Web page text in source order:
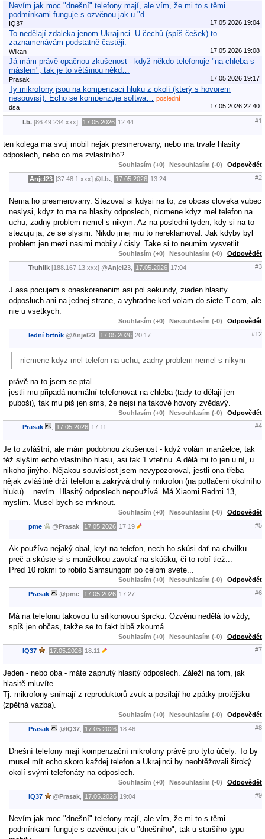
Nevím jak moc "dnešní" telefony mají, ale vím, že mi to s těmi
podmínkami funguje s ozvěnou jak u "d…
IQ37 17.05.2026 19:04
To nedělají zdaleka jenom Ukrajinci. U čechů (spíš češek) to
zaznamenávám podstatně častěji.
Wikan 17.05.2026 19:08
Já mám právě opačnou zkušenost - když někdo telefonuje "na chleba s
máslem", tak je to většinou někd…
Prasak 17.05.2026 19:17
Ty mikrofony jsou na kompenzaci hluku z okolí (který s hovorem
nesouvisí). Echo se kompenzuje softwa…
poslední
dsa
17.05.2026 22:40
l.b. [86.49.234.xxx], 17.05.2026 12:44 #1
ten kolega ma svuj mobil nejak presmerovany, nebo ma trvale hlasity
odposlech, nebo co ma zvlastniho?
Souhlasím (+0) Nesouhlasím (-0) Odpovědět
Anjel23 [37.48.1.xxx] @l.b. 17.05.2026 13:24 #2
Nema ho presmerovany. Stezoval si kdysi na to, ze obcas cloveka vubec
neslysi, kdyz to ma na hlasity odposlech, nicmene kdyz mel telefon na
uchu, zadny problem nemel s nikym. Az na posledni tyden, kdy si na to
stezuju ja, ze se slysim. Nikdo jinej mu to nereklamoval. Jak kdyby byl
problem jen mezi nasimi mobily / cisly. Take si to neumim vysvetlit.
Souhlasím (+0) Nesouhlasím (-0) Odpovědět
Truhlik [188.167.13.xxx] @Anjel23 17.05.2026 17:04 #3
J asa pocujem s oneskorenenim asi pol sekundy, ziaden hlasity
odposluch ani na jednej strane, a vyhradne ked volam do siete T-com, ale
nie u vsetkych.
Souhlasím (+0) Nesouhlasím (-0) Odpovědět
lední brtník @Anjel23 17.05.2026 20:17 #12
nicmene kdyz mel telefon na uchu, zadny problem nemel s nikym
právě na to jsem se ptal.
jestli mu připadá normální telefonovat na chleba (tady to dělají jen
puboši), tak mu piš jen sms, že nejsi na takové hovory zvědavý.
Souhlasím (+0) Nesouhlasím (-0) Odpovědět
Prasak 17.05.2026 17:11 #4
Je to zvláštní, ale mám podobnou zkušenost - když volám manželce, tak
též slyším echo vlastního hlasu, asi tak 1 vteřinu. A dělá mi to jen u ní, u
nikoho jinýho. Nějakou souvislost jsem nevypozoroval, jestli ona třeba
nějak zvláštně drží telefon a zakrývá druhý mikrofon (na potlačení okolního
hluku)... nevím. Hlasitý odposlech nepoužívá. Má Xiaomi Redmi 13,
myslím. Musel bych se mrknout.
Souhlasím (+0) Nesouhlasím (-0) Odpovědět
pme @Prasak 17.05.2026 17:19 #5
Ak používa nejaký obal, kryt na telefon, nech ho skúsi dať na chvilku
preč a skúste si s manželkou zavolať na skúšku, či to robí tiež...
Pred 10 rokmi to robilo Samsungom po celom svete...
Souhlasím (+0) Nesouhlasím (-0) Odpovědět
Prasak @pme 17.05.2026 17:27 #6
Má na telefonu takovou tu silikonovou šprcku. Ozvěnu nedělá to vždy,
spíš jen občas, takže se to fakt blbě zkoumá.
Souhlasím (+0) Nesouhlasím (-0) Odpovědět
IQ37 17.05.2026 18:11 #7
Jeden - nebo oba - máte zapnutý hlasitý odposlech. Záleží na tom, jak
hlasitě mluvíte.
Tj. mikrofony snímají z reproduktorů zvuk a posílají ho zpátky protějšku
(zpětná vazba).
Souhlasím (+0) Nesouhlasím (-0) Odpovědět
Prasak @IQ37 17.05.2026 18:46 #8
Dnešní telefony mají kompenzační mikrofony právě pro tyto účely. To by
musel mít echo skoro každej telefon a Ukrajinci by neobtěžovali široký
okolí svými telefonáty na odposlech.
Souhlasím (+0) Nesouhlasím (-0) Odpovědět
IQ37 @Prasak 17.05.2026 19:04 #9
Nevím jak moc "dnešní" telefony mají, ale vím, že mi to s těmi
podmínkami funguje s ozvěnou jak u "dnešního", tak u staršího typu